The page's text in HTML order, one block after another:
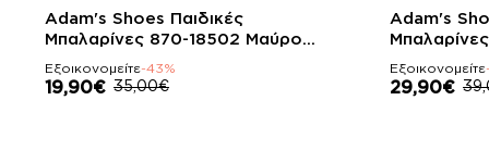
-43%
Adam's Shoes Παιδικές
Μπαλαρίνες 870-18502 Μαύρο
Λουστρίνι
Εξοικονομείτε-43%
19,90€ 35,00€
-23%
Adam's
Λουστρίνι
Εξοικονομείτε
29,90€